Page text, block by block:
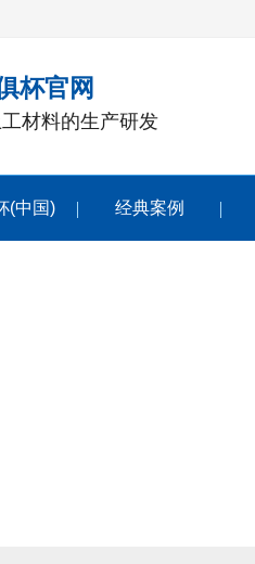
杯官网
材料的生产研发
(中国) 经典案例